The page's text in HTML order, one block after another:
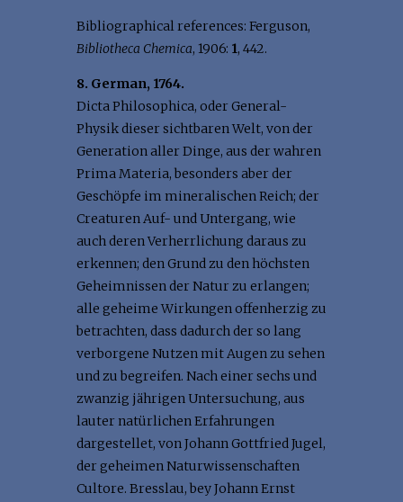
Bibliographical references: Ferguson,
Bibliotheca Chemica, 1906: 1, 442.
8. German, 1764.
Dicta Philosophica, oder General-
Physik dieser sichtbaren Welt, von der
Generation aller Dinge, aus der wahren
Prima Materia, besonders aber der
Geschöpfe im mineralischen Reich; der
Creaturen Auf- und Untergang, wie
auch deren Verherrlichung daraus zu
erkennen; den Grund zu den höchsten
Geheimnissen der Natur zu erlangen;
alle geheime Wirkungen offenherzig zu
betrachten, dass dadurch der so lang
verborgene Nutzen mit Augen zu sehen
und zu begreifen. Nach einer sechs und
zwanzig jährigen Untersuchung, aus
lauter natürlichen Erfahrungen
dargestellet, von Johann Gottfried Jugel,
der geheimen Naturwissenschaften
Cultore. Bresslau, bey Johann Ernst